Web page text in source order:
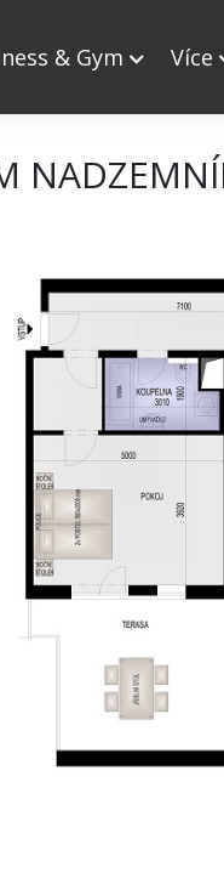
& Gym Více